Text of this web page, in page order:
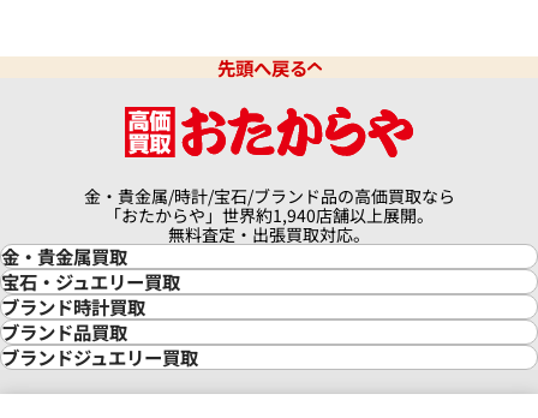
先頭へ戻る
金・貴金属/時計/宝石/ブランド品の高価買取なら
「おたからや」世界約1,940店舗以上展開。
無料査定・出張買取対応。
金・貴金属買取
金買取
金の相場価格情報
金の参考買取価格一覧
インゴット買取
インゴットの相場価格情報
24金買取
宝石・ジュエリー買取
宝石・ジュエリー買取
ダイヤモンド買取
ダイヤモンド・宝石の参考価格一覧
リング・結婚指輪買取
エメラルド買取
ブランド時計買取
時計買取
ロレックス買取
ロレックス デイトナ買取
ロレックス サブマリーナー買取
ブランド品買取
ブランド買取
ルイ・ヴィトン買取
ルイ・ヴィトン買取の参考価格一覧
ブランドジュエリー買取